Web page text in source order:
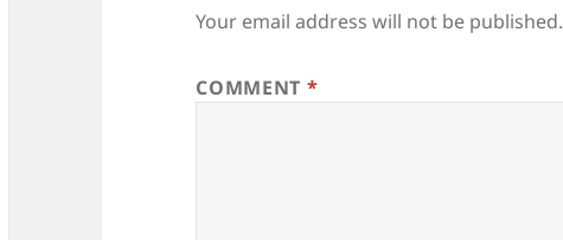
Your email address will not be published.
COMMENT *